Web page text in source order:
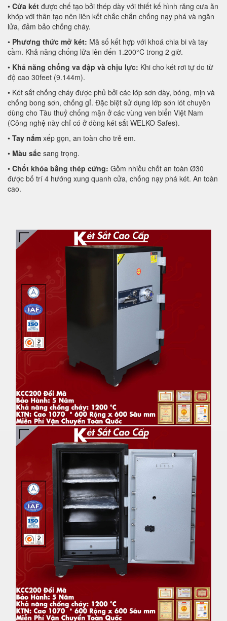
• Cửa két được chế tạo bởi thép dày với thiết kế hình răng cưa ăn
khớp với thân tạo nên liên kết chắc chắn chống nạy phá và ngăn
lửa, đảm bảo chống cháy.
• Phương thức mở két: Mã số kết hợp với khoá chia bi và tay
cầm. Khả năng chống lửa lên đến 1.200°C trong 2 giờ.
• Khả năng chống va đập và chịu lực: Khi cho két rơi tự do từ
độ cao 30feet (9.144m).
• Két sắt chống cháy được phủ bởi các lớp sơn dày, bóng, mịn và
chống bong sơn, chống gỉ. Đặc biệt sử dụng lớp sơn lót chuyên
dùng cho Tàu thuỷ chống mặn ở các vùng ven biển Việt Nam
(Công nghệ này chỉ có ở dòng két sắt WELKO Safes).
• Tay nắm xếp gọn, an toàn cho trẻ em.
• Màu sắc sang trọng.
• Chốt khóa bằng thép cứng: Gồm nhiều chốt an toàn Ø30
được bố trí 4 hướng xung quanh cửa, chống nạy phá két. An toàn
cao.